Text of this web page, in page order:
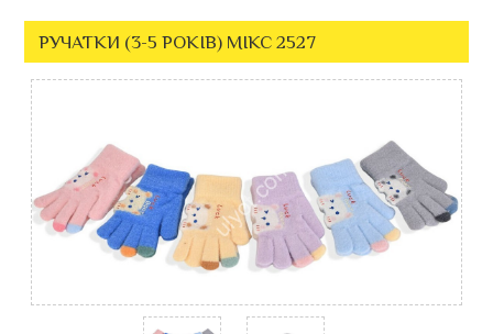
РУЧАТКИ (3-5 РОКІВ) МІКС 2527